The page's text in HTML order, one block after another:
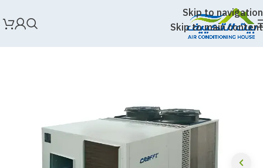
Skip to navigation
Skip to main content